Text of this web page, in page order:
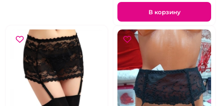
В корзину